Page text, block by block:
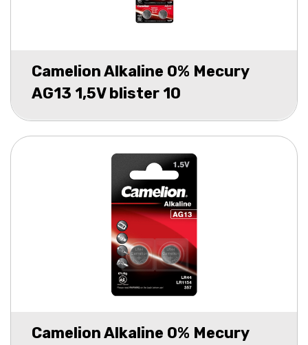
Camelion Alkaline 0% Mecury
AG13 1,5V blister 10
Camelion Alkaline 0% Mecury